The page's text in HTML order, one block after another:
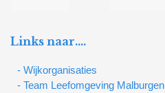
Links naar….
- Wijkorganisaties
- Team Leefomgeving Malburgen